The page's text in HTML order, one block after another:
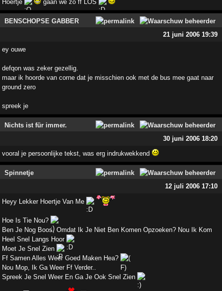
Hoertje gaan we zo ff LOS
BENSCHOPSE GABBER
21 juni 2006 19:39
ey ouwe
defqon was zeker gezellig.
maar ik hoorde van corne dat je misschien ook met de bus mee gaat naar
ground zero
spreek je
Nichts ist für immer.
30 juni 2006 18:20
vooral je persoonlijke tekst, was erg indrukwekkend
Spinnetje
12 juli 2006 17:10
Heyy Lekker Hoertje Van Me
Hoe Is Tie Nou?
Ben Je Nog Boos, Omdat Ik Je Niet Ben Komen Opzoeken? Nou Ik Kom
Heel Snel Langs Hoor
Moet Je Snel Zien
Ff Samen Alles Weer Goed Maken Hea?
Nou Mop, Ik Ga Weer Ff Verder..
Spreek Je Snel Weer En Ga Je Ook Snel Zien